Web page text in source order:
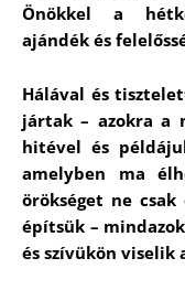
Önökkel a
ajándék és
Hálával és
jártak – azokra a
hitével és
amelyben ma
örökséget ne
építsük –
és szívükön viselik